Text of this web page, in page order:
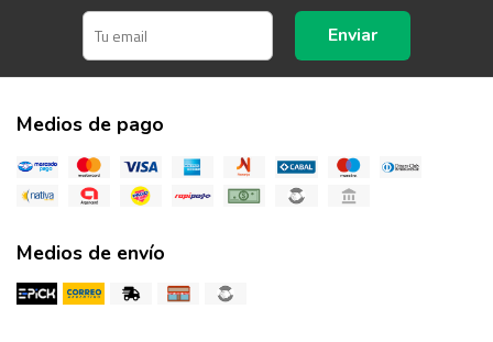
Enviar
Medios de pago
Medios de envío